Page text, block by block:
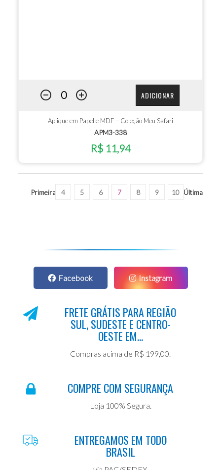
ADICIONAR
Aplique em Papel e MDF – Coleção Meu Safari
APM3-338
R$ 11,94
Primeira 4 5 6 7 8 9 10 Última
Facebook Instagram
FRETE GRÁTIS PARA REGIÃO
SUL, SUDESTE E CENTRO-
OESTE EM...
Compras acima de R$ 199,00.
COMPRE COM SEGURANÇA
Loja 100% Segura.
ENTREGAMOS EM TODO
BRASIL